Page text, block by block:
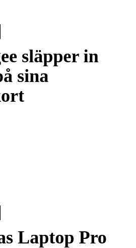
släpper in
sina
Laptop Pro